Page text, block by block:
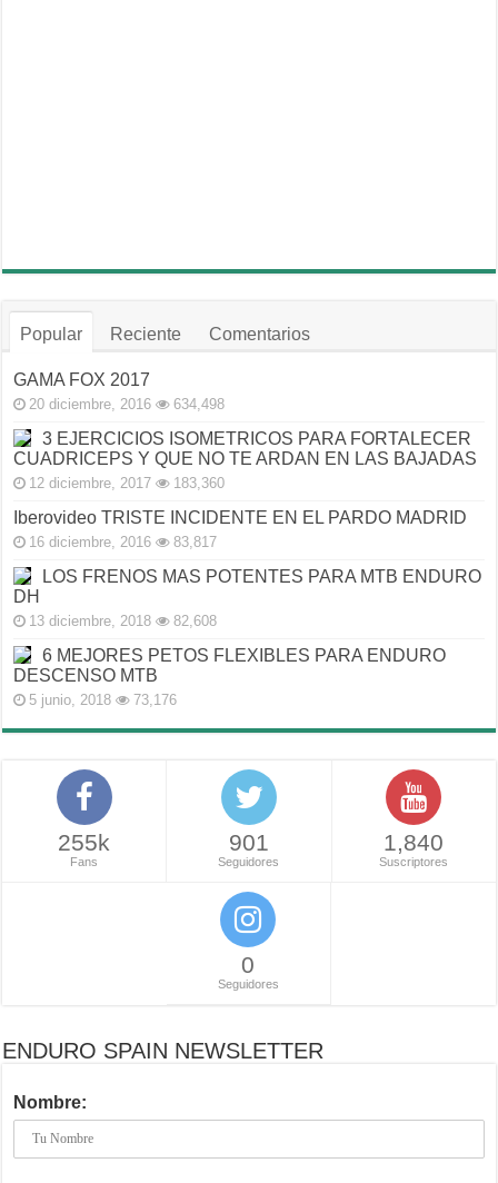
Popular Reciente Comentarios
GAMA FOX 2017
20 diciembre, 2016 634,498
3 EJERCICIOS ISOMETRICOS PARA FORTALECER
CUADRICEPS Y QUE NO TE ARDAN EN LAS BAJADAS
12 diciembre, 2017 183,360
Iberovideo TRISTE INCIDENTE EN EL PARDO MADRID
16 diciembre, 2016 83,817
LOS FRENOS MAS POTENTES PARA MTB ENDURO
DH
13 diciembre, 2018 82,608
6 MEJORES PETOS FLEXIBLES PARA ENDURO
DESCENSO MTB
5 junio, 2018 73,176
255k
Fans
901
Seguidores
1,840
Suscriptores
0
Seguidores
ENDURO SPAIN NEWSLETTER
Nombre: